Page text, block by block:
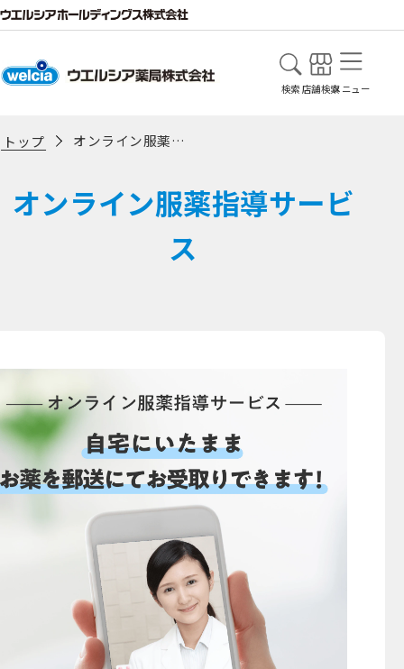
検索 店舗検索メニュー
トップ オンライン服薬指導サービス
オンライン服薬指導サービ
ス